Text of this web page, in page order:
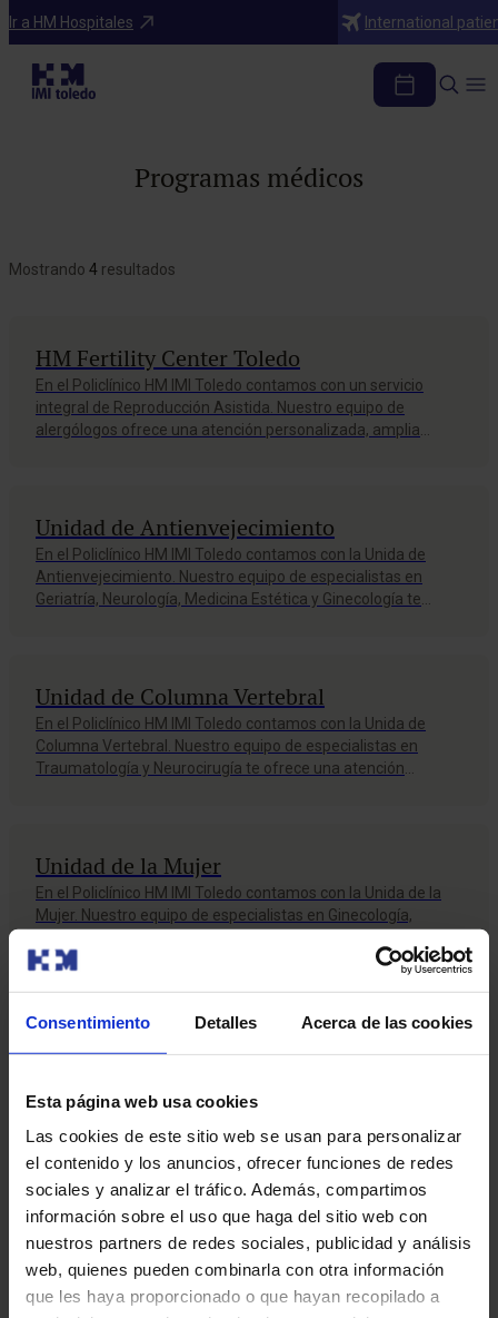
Consentimiento Detalles Acerca de las cookies
Esta página web usa cookies
Las cookies de este sitio web se usan para personalizar
el contenido y los anuncios, ofrecer funciones de redes
sociales y analizar el tráfico. Además, compartimos
información sobre el uso que haga del sitio web con
nuestros partners de redes sociales, publicidad y análisis
web, quienes pueden combinarla con otra información
que les haya proporcionado o que hayan recopilado a
Ir a HM Hospitales International
Programas médicos
Mostrando 4 resultados
HM Fertility Center Toledo
En el Policlínico HM IMI Toledo contamos con un servicio
integral de Reproducción Asistida. Nuestro equipo de
alergólogos ofrece una atención personalizada, amplia
Unidad de Antienvejecimiento
En el Policlínico HM IMI Toledo contamos con la Unida de
Antienvejecimiento. Nuestro equipo de especialistas en
Geriatría, Neurología, Medicina Estética y Ginecología te
Unidad de Columna Vertebral
En el Policlínico HM IMI Toledo contamos con la Unida de
Columna Vertebral. Nuestro equipo de especialistas en
Traumatología y Neurocirugía te ofrece una atención
Unidad de la Mujer
En el Policlínico HM IMI Toledo contamos con la Unida de la
Mujer. Nuestro equipo de especialistas en Ginecología,
experiencia y las técnicas más avanzadas. Pide tu cita y
Sobre nosotros
HM Hospitales​
Red HM Hospitales​
Fundación HM​